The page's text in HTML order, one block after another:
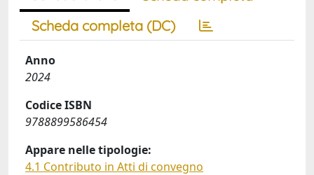
Scheda completa (DC)
Anno
2024
Codice ISBN
9788899586454
Appare nelle tipologie:
4.1 Contributo in Atti di convegno